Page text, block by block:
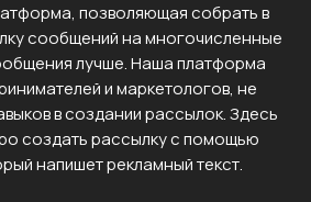
позволяющая собрать в
сообщений на многочисленные
лучше. Наша платформа
и маркетологов, не
в создании рассылок. Здесь
создать рассылку с помощью
напишет рекламный текст.